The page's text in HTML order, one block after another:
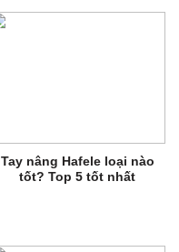
Tay nâng Hafele loại nào
tốt? Top 5 tốt nhất